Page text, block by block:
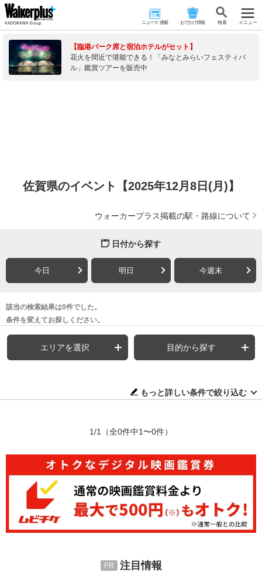
ニュース･連載 おでかけ情報 検 索 メニュー
【臨港パーク席と宿泊ホテルがセット】
花火を間近で堪能できる！「みなとみらいフェスティバ
ル」鑑賞ツアーを販売中
佐賀県のイベント【2025年12月8日(月)】
ウォーカープラス掲載の駅・路線について
日付から探す
今日 明日 今週末
該当の検索結果は0件でした。
条件を変えてお探しください。
エリアを選択 目的から探す
もっと詳しい条件で絞り込む
1/1 （全0件中1〜0件）
注目情報